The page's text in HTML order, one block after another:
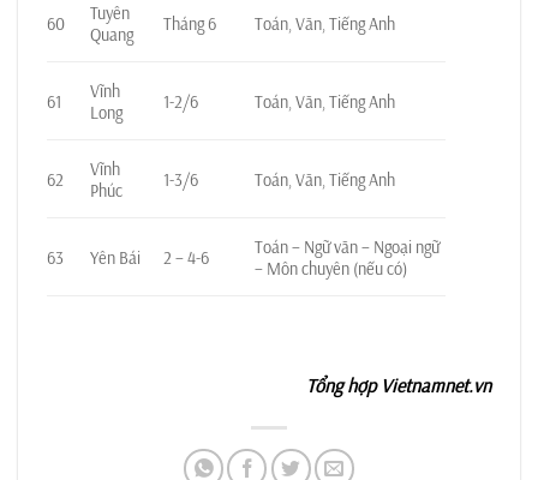
60
Tuyên
Quang
Tháng 6 Toán, Văn, Tiếng Anh
61
Vĩnh
Long
1-2/6 Toán, Văn, Tiếng Anh
62
Vĩnh
Phúc
1-3/6 Toán, Văn, Tiếng Anh
63 Yên Bái 2 – 4-6
Toán – Ngữ văn – Ngoại ngữ
– Môn chuyên (nếu có)
Tổng hợp Vietnamnet.vn